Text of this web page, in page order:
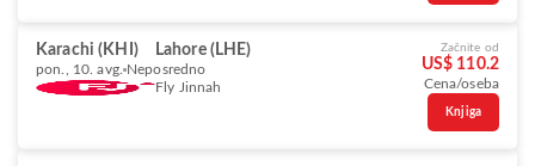
Karachi (KHI) Lahore (LHE)
pon., 10. avg. Neposredno
Fly Jinnah
Začnite od
US$ 110.2
Cena/oseba
Knjiga